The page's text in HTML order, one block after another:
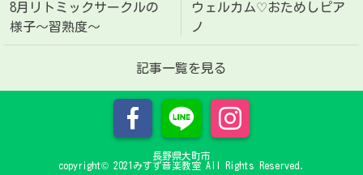
8月リトミックサークルの
様子〜習熟度〜
ウェルカム♡おためしピア
ノ
記事一覧を見る
長野県大町市
copyright© 2021みすず音楽教室 All Rights Reserved.